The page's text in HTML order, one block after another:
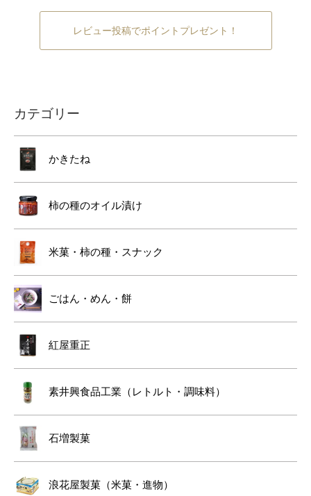
レビュー投稿でポイントプレゼント！
カテゴリー
かきたね
柿の種のオイル漬け
米菓・柿の種・スナック
ごはん・めん・餅
紅屋重正
素井興食品工業（レトルト・調味料）
石増製菓
浪花屋製菓（米菓・進物）